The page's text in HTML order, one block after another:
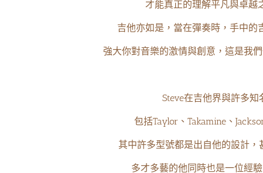
才能真正的理解平凡與卓越
吉他亦如是，當在彈奏時，手中的
強大你對音樂的激情與創意，這是我
Steve在吉他界與許多知
包括Taylor、Takamine、
其中許多型號都是出自他的設計
多才多藝的他同時也是一位經